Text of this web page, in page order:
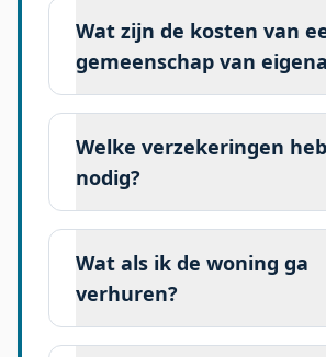
Wat zijn de kosten van
gemeenschap van
Welke verzekeringen
nodig?
Wat als ik de woning ga
verhuren?